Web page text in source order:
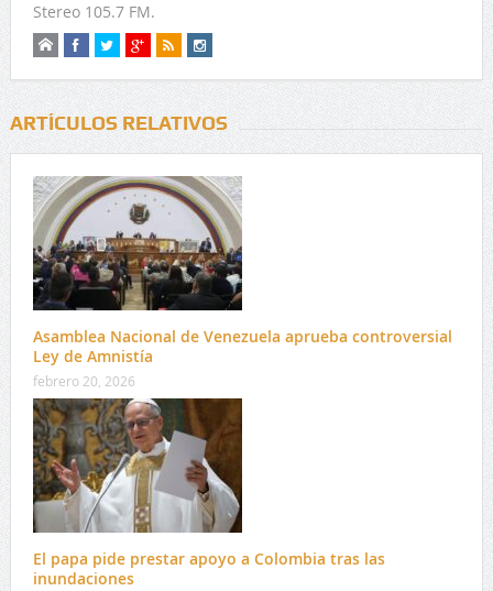
Stereo 105.7 FM.
ARTÍCULOS RELATIVOS
Asamblea Nacional de Venezuela aprueba controversial
Ley de Amnistía
febrero 20, 2026
El papa pide prestar apoyo a Colombia tras las
inundaciones